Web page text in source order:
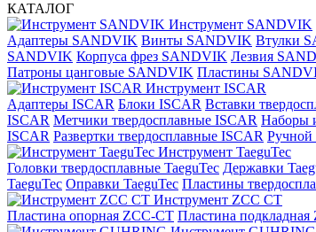
КАТАЛОГ
Инструмент SANDVIK
Адаптеры SANDVIK Винты SANDVIK Втулки
SANDVIK Корпуса фрез SANDVIK Лезвия
Патроны цанговые SANDVIK Пластины
Инструмент ISCAR
Адаптеры ISCAR Блоки ISCAR Вставки
ISCAR Метчики твердосплавные ISCAR Наборы
ISCAR Развертки твердосплавные ISCAR Ручной
Инструмент TaeguTec
Головки твердосплавные TaeguTec Державки
TaeguTec Оправки TaeguTec Пластины
Инструмент ZCС CT
Пластина опорная ZCC-CT Пластина подкладная